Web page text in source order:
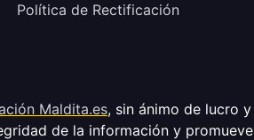
Política de Rectificación
Maldita.es, sin ánimo de lucro y
de la información y promueve